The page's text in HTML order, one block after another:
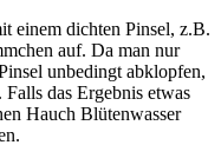
einem dichten Pinsel, z.B.
auf. Da man nur
unbedingt abklopfen,
das Ergebnis etwas
Hauch Blütenwasser